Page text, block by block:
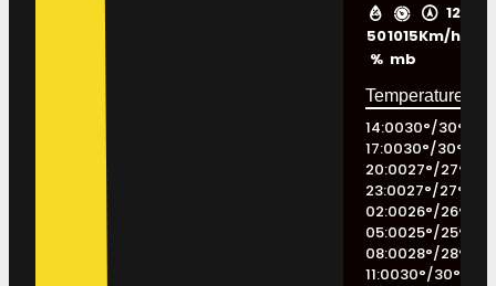
50
%
1015
mb
12
Km/h
14:0030°/30°
17:0030°/30°
20:0027°/27°
23:0027°/27°
02:0026°/26°
05:0025°/25°
08:0028°/28°
11:0030°/30°